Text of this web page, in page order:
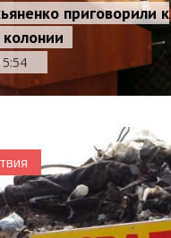
приговорили к